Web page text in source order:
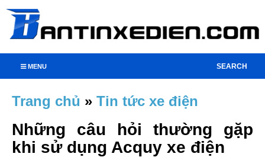
SEARCH
MENU
Trang chủ » Tin tức xe điện
Những câu hỏi thường gặp
khi sử dụng Acquy xe điện